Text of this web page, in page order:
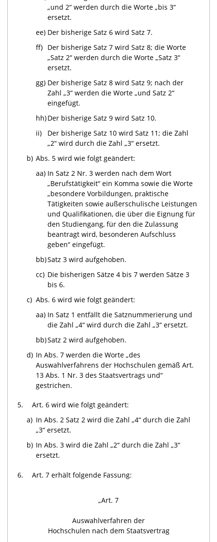
„und 2“ werden durch die Worte „bis 3“
ersetzt.
ee) Der bisherige Satz 6 wird Satz 7.
ff) Der bisherige Satz 7 wird Satz 8; die Worte
„Satz 2“ werden durch die Worte „Satz 3“
ersetzt.
gg) Der bisherige Satz 8 wird Satz 9; nach der
Zahl „3“ werden die Worte „und Satz 2“
eingefügt.
hh)Der bisherige Satz 9 wird Satz 10.
ii)
Der bisherige Satz 10 wird Satz 11; die Zahl
„2“ wird durch die Zahl „3“ ersetzt.
b) Abs. 5 wird wie folgt geändert:
aa) In Satz 2 Nr. 3 werden nach dem Wort
„Berufstätigkeit“ ein Komma sowie die Worte
„besondere Vorbildungen, praktische
Tätigkeiten sowie außerschulische Leistungen
und Qualifikationen, die über die Eignung für
den Studiengang, für den die Zulassung
beantragt wird, besonderen Aufschluss
geben“ eingefügt.
bb)Satz 3 wird aufgehoben.
cc) Die bisherigen Sätze 4 bis 7 werden Sätze 3
bis 6.
c) Abs. 6 wird wie folgt geändert:
aa) In Satz 1 entfällt die Satznummerierung und
die Zahl „4“ wird durch die Zahl „3“ ersetzt.
bb)Satz 2 wird aufgehoben.
d) In Abs. 7 werden die Worte „des
Auswahlverfahrens der Hochschulen gemäß Art.
13 Abs. 1 Nr. 3 des Staatsvertrags und“
gestrichen.
5.
Art. 6 wird wie folgt geändert:
a) In Abs. 2 Satz 2 wird die Zahl „4“ durch die Zahl
„3“ ersetzt.
b) In Abs. 3 wird die Zahl „2“ durch die Zahl „3“
ersetzt.
6. Art. 7 erhält folgende Fassung:
„Art. 7
Auswahlverfahren der
Hochschulen nach dem Staatsvertrag